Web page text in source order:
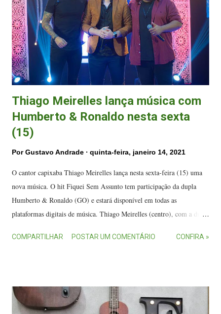
Nunca tínhamos usado sintetizadores antes e, para enfatizar essa nova
fase oitentista, trouxemos isso também para o clipe", revela o vocalista
e guitarrista João Santos. Além dele, a...
Thiago Meirelles lança música com
Humberto & Ronaldo nesta sexta
(15)
PorGustavo Andrade quinta-feira, janeiro 14, 2021
O cantor capixaba Thiago Meirelles lança nesta sexta-feira (15) uma
nova música. O hit Fiquei Sem Assunto tem participação da dupla
Humberto & Ronaldo (GO) e estará disponível em todas as
plataformas digitais de música. Thiago Meirelles (centro), com a dupla
12 horas em plataformas a exemplo do YouTube, Spotify, Apple
Bernardo do Campo, onde segue com a carreira musical iniciada no
Espírito Santo. No Instagram, o capixaba faz sucesso e tem mais de 22
COMPARTILHAR POSTAR UM COMENTÁRIO CONFIRA »